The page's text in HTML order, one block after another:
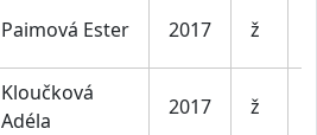
Paimová Ester 2017 ž
Kloučková
Adéla
2017 ž